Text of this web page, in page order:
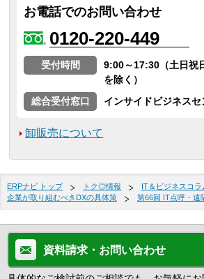
お電話でのお問い合わせ
0120-220-449
受付時間
9:00～17:30（土日祝
を除く）
総合受付窓口
インサイドビジネスセ
卸販売について
ERPナビ トップ トク◎情報 IT＆ビジネスコラ
企業が取り組むべきDXの具体策
第66回 IT点呼・遠
資料請求・お問い合わせ